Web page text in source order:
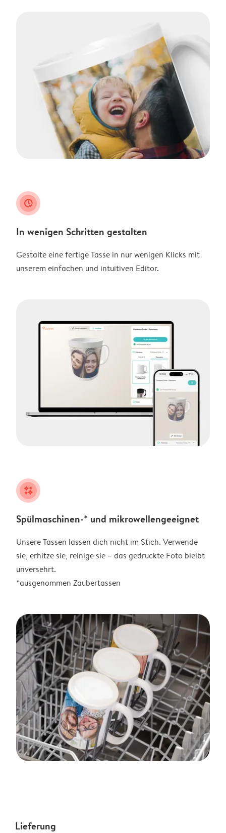
clock_check
In wenigen Schritten gestalten
Gestalte eine fertige Tasse in nur wenigen Klicks mit
unserem einfachen und intuitiven Editor.
night
Spülmaschinen-* und mikrowellengeeignet
Unsere Tassen lassen dich nicht im Stich. Verwende
sie, erhitze sie, reinige sie – das gedruckte Foto bleibt
unversehrt.
*ausgenommen Zaubertassen
Lieferung